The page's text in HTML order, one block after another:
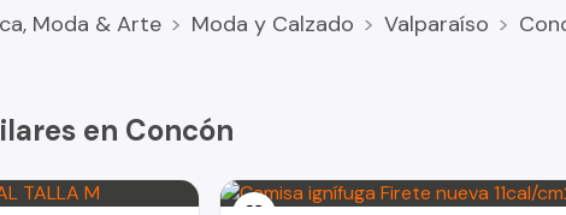
- .
16:00 horas
Moda & Arte Moda y Calzado Valparaíso
en Concón